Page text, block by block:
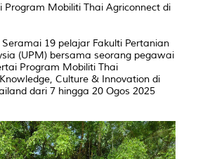
Program Mobiliti Thai Agriconnect di
Seramai 19 pelajar Fakulti Pertanian
(UPM) bersama seorang pegawai
Program Mobiliti Thai
Culture & Innovation di
dari 7 hingga 20 Ogos 2025